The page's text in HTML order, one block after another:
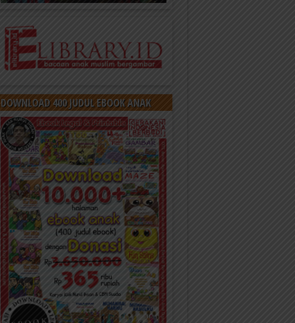
DOWNLOAD 400 JUDUL EBOOK ANAK